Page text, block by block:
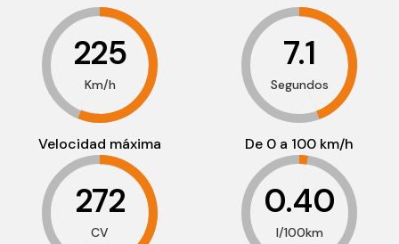
225
Km/h
Velocidad máxima
7.1
Segundos
De 0 a 100 km/h
272
CV
0.40
l/100km